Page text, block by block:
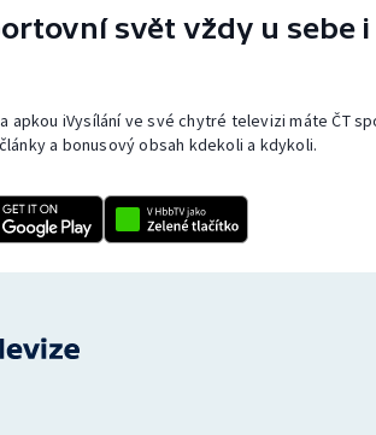
svět vždy u sebe i
apkou iVysílání ve své chytré televizi máte ČT
a bonusový obsah kdekoli a kdykoli.